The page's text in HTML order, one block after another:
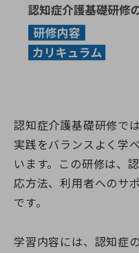
認知症介護基礎研修で
実践をバランスよく学
います。この研修は、
応方法、利用者へのサ
です。
学習内容には、認知症